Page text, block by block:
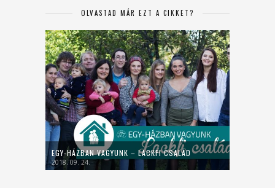
OLVASTAD MÁR EZT A CIKKET?
EGY-HÁZBAN VAGYUNK – LACKFI CSALÁD
2018. 09. 24.